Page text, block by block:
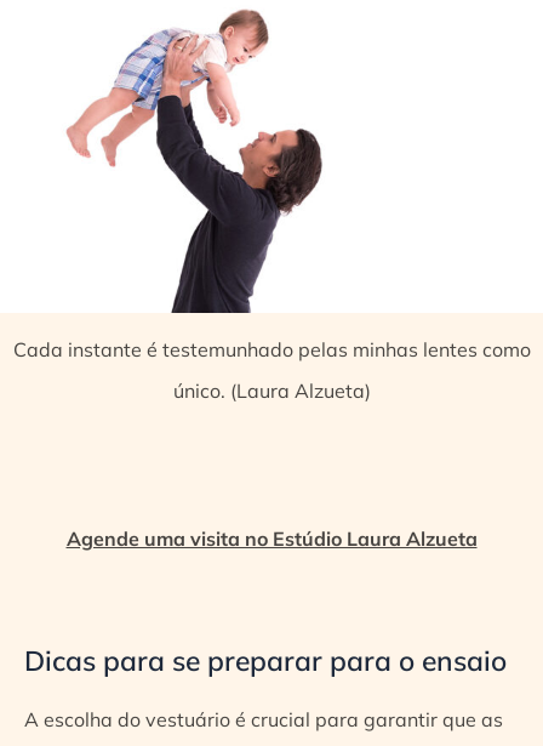
Cada instante é testemunhado pelas minhas lentes como
único. (Laura Alzueta)
Agende uma visita no Estúdio Laura Alzueta
Dicas para se preparar para o ensaio
A escolha do vestuário é crucial para garantir que as